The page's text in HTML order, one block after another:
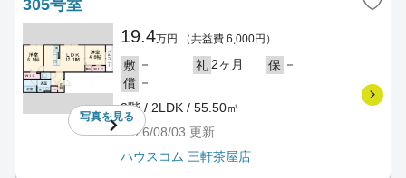
305号室
写真を見る
19.4万円 （共益費 6,000円）
敷 － 礼2ヶ月 保 －
償 －
3階 / 2LDK / 55.50㎡
2026/08/03 更新
ハウスコム 三軒茶屋店